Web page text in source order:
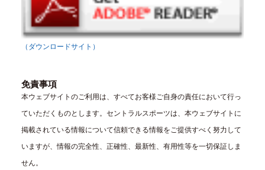
（ダウンロードサイト）
免責事項
本ウェブサイトのご利用は、すべてお客様ご自身の責任において行っ
ていただくものとします。セントラルスポーツは、本ウェブサイトに
掲載されている情報について信頼できる情報をご提供すべく努力して
いますが、情報の完全性、正確性、最新性、有用性等を一切保証しま
せん。